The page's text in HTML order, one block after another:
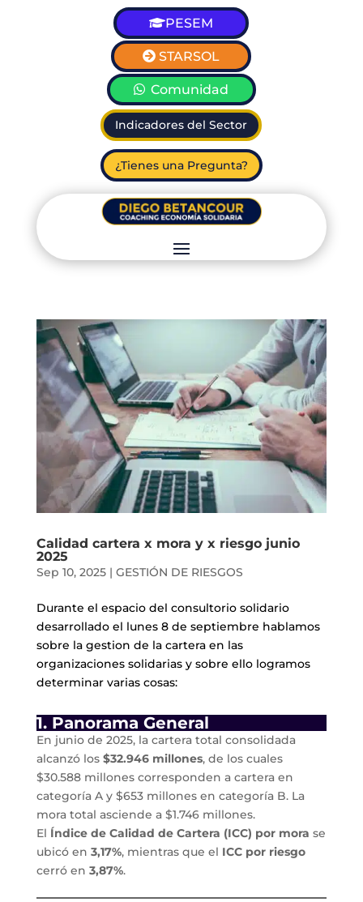
PESEM
STARSOL
Comunidad
Indicadores del Sector
¿Tienes una Pregunta?
Calidad cartera x mora y x riesgo junio
2025
Sep 10, 2025| GESTIÓN DE RIESGOS
Durante el espacio del consultorio solidario
desarrollado el lunes 8 de septiembre hablamos
sobre la gestion de la cartera en las
organizaciones solidarias y sobre ello logramos
determinar varias cosas:
1. Panorama General
En junio de 2025, la cartera total consolidada
alcanzó los $32.946 millones, de los cuales
$30.588 millones corresponden a cartera en
categoría A y $653 millones en categoría B. La
mora total asciende a $1.746 millones.
El Índice de Calidad de Cartera (ICC) por mora se
ubicó en 3,17%, mientras que el ICC por riesgo
cerró en 3,87%.